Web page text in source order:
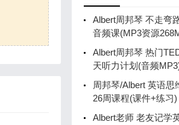
Albert周邦琴 不走弯
音频课(MP3资源
Albert周邦琴 热门
天听力计划(音频
周邦琴/Albert 英语思
26周课程(课件+练习)
Albert老师 老友记学